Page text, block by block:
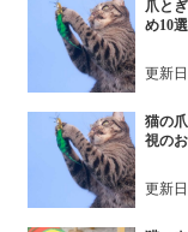
爪と
め10選
更新日
猫の
視の
更新日